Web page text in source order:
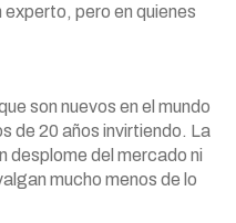
experto, pero en quienes
son nuevos en el mundo
de 20 años invirtiendo. La
desplome del mercado ni
mucho menos de lo